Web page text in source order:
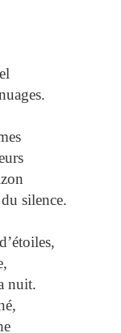
silence.
nuit.